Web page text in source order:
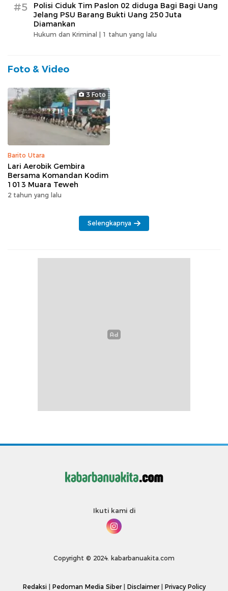
#5
Polisi Ciduk Tim Paslon 02 diduga Bagi Bagi Uang
Jelang PSU Barang Bukti Uang 250 Juta
Diamankan
Hukum dan Kriminal | 1 tahun yang lalu
Foto & Video
3 Foto
Barito Utara
Lari Aerobik Gembira
Bersama Komandan Kodim
1013 Muara Teweh
2 tahun yang lalu
Selengkapnya
Ikuti kami di
Copyright © 2024. kabarbanuakita.com
Redaksi Pedoman Media Siber| Disclaimer| Privacy Policy